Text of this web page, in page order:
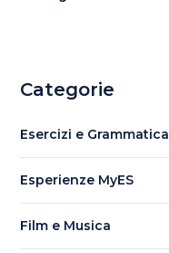
Categorie
Esercizi e Grammatica
Esperienze MyES
Film e Musica